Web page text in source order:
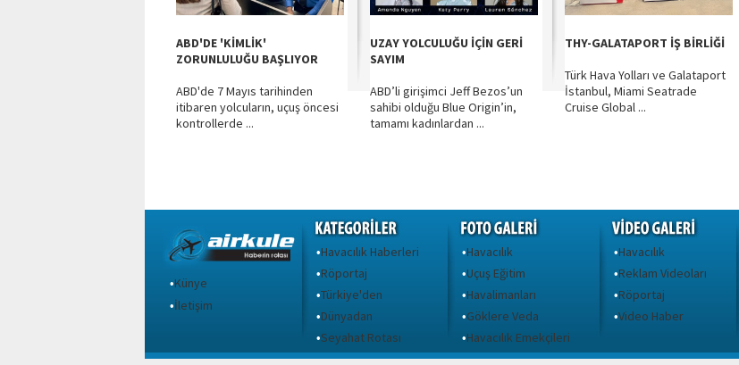
ABD'DE 'KİMLİK'
ZORUNLULUĞU BAŞLIYOR
ABD'de 7 Mayıs tarihinden
itibaren yolcuların, uçuş öncesi
kontrollerde ...
UZAY YOLCULUĞU İÇİN GERİ
SAYIM
ABD’li girişimci Jeff Bezos’un
sahibi olduğu Blue Origin’in,
tamamı kadınlardan ...
THY-GALATAPORT İŞ BİRLİĞİ
Türk Hava Yolları ve Galataport
İstanbul, Miami Seatrade
Cruise Global ...
•Künye
•İletişim
•Havacılık Haberleri
•Röportaj
•Türkiye'den
•Dünyadan
•Seyahat Rotası
•Havacılık
•Uçuş Eğitim
•Havalimanları
•Göklere Veda
•Havacılık Emekçileri
•Havacılık
•Reklam Videoları
•Röportaj
•Video Haber